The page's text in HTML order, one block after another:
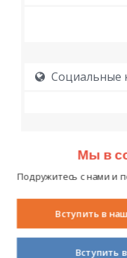
Социальные
Мы в
Подружитесь с нами и
Вступить в
Вступить